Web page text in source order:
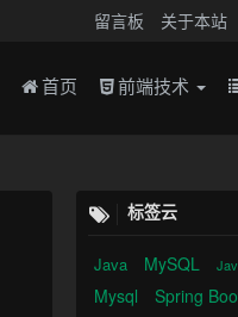
留言板 关于本站
首页 前端技术
标签云
Java MySQL
Mysql
Spring